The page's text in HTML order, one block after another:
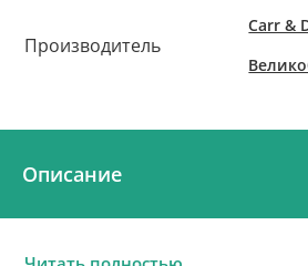
Производитель
Carr &
Описание